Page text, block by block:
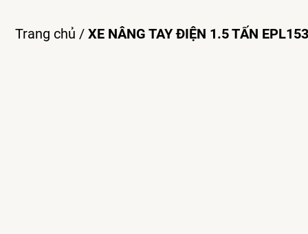
Trang chủ / XE NÂNG TAY ĐIỆN 1.5 TẤN